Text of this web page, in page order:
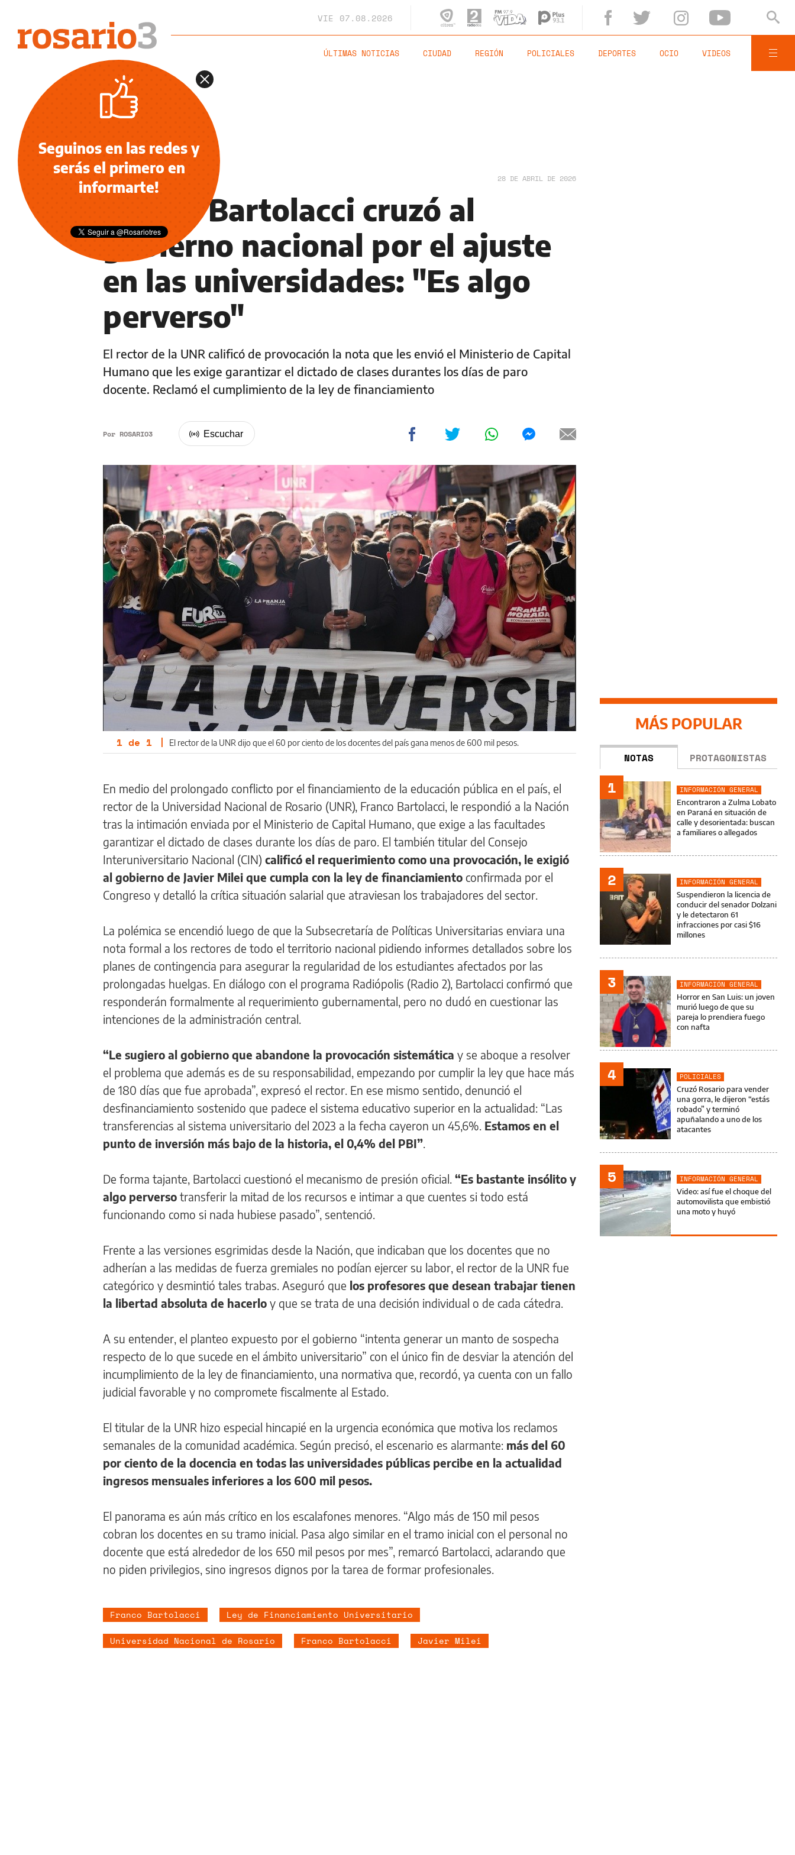
VIE 07.08.2026
ÚLTIMAS NOTICIAS CIUDAD REGIÓN POLICIALES DEPORTES OCIO VIDEOS
POLÍTICA 28 DE ABRIL DE 2026
Franco Bartolacci cruzó al
gobierno nacional por el ajuste
en las universidades: "Es algo
perverso"
El rector de la UNR calificó de provocación la nota que les envió el Ministerio de Capital
Humano que les exige garantizar el dictado de clases durantes los días de paro
docente. Reclamó el cumplimiento de la ley de financiamiento
Por ROSARIO3
1 de 1 | El rector de la UNR dijo que el 60 por ciento de los docentes del país gana menos de 600 mil pesos.
En medio del prolongado conflicto por el financiamiento de la educación pública en el país, el
rector de la Universidad Nacional de Rosario (UNR), Franco Bartolacci, le respondió a la Nación
tras la intimación enviada por el Ministerio de Capital Humano, que exige a las facultades
garantizar el dictado de clases durante los días de paro. El también titular del Consejo
Interuniversitario Nacional (CIN) calificó el requerimiento como una provocación, le exigió
al gobierno de Javier Milei que cumpla con la ley de financiamiento confirmada por el
Congreso y detalló la crítica situación salarial que atraviesan los trabajadores del sector.
La polémica se encendió luego de que la Subsecretaría de Políticas Universitarias enviara una
nota formal a los rectores de todo el territorio nacional pidiendo informes detallados sobre los
planes de contingencia para asegurar la regularidad de los estudiantes afectados por las
prolongadas huelgas. En diálogo con el programa Radiópolis (Radio 2), Bartolacci confirmó que
responderán formalmente al requerimiento gubernamental, pero no dudó en cuestionar las
intenciones de la administración central.
“Le sugiero al gobierno que abandone la provocación sistemática y se aboque a resolver
el problema que además es de su responsabilidad, empezando por cumplir la ley que hace más
de 180 días que fue aprobada”, expresó el rector. En ese mismo sentido, denunció el
desfinanciamiento sostenido que padece el sistema educativo superior en la actualidad: “Las
transferencias al sistema universitario del 2023 a la fecha cayeron un 45,6%. Estamos en el
punto de inversión más bajo de la historia, el 0,4% del PBI”.
De forma tajante, Bartolacci cuestionó el mecanismo de presión oficial. “Es bastante insólito y
algo perverso transferir la mitad de los recursos e intimar a que cuentes si todo está
funcionando como si nada hubiese pasado”, sentenció.
Frente a las versiones esgrimidas desde la Nación, que indicaban que los docentes que no
adherían a las medidas de fuerza gremiales no podían ejercer su labor, el rector de la UNR fue
categórico y desmintió tales trabas. Aseguró que los profesores que desean trabajar tienen
la libertad absoluta de hacerlo y que se trata de una decisión individual o de cada cátedra.
A su entender, el planteo expuesto por el gobierno “intenta generar un manto de sospecha
respecto de lo que sucede en el ámbito universitario” con el único fin de desviar la atención del
incumplimiento de la ley de financiamiento, una normativa que, recordó, ya cuenta con un fallo
judicial favorable y no compromete fiscalmente al Estado.
El titular de la UNR hizo especial hincapié en la urgencia económica que motiva los reclamos
semanales de la comunidad académica. Según precisó, el escenario es alarmante: más del 60
por ciento de la docencia en todas las universidades públicas percibe en la actualidad
ingresos mensuales inferiores a los 600 mil pesos.
El panorama es aún más crítico en los escalafones menores. “Algo más de 150 mil pesos
cobran los docentes en su tramo inicial. Pasa algo similar en el tramo inicial con el personal no
docente que está alrededor de los 650 mil pesos por mes”, remarcó Bartolacci, aclarando que
no piden privilegios, sino ingresos dignos por la tarea de formar profesionales.
Franco Bartolacci Ley de Financiamiento Universitario
Universidad Nacional de Rosario Franco Bartolacci Javier Milei
MÁS POPULAR
NOTAS PROTAGONISTAS
1
INFORMACIÓN GENERAL
Encontraron a Zulma Lobato
en Paraná en situación de
calle y desorientada: buscan
a familiares o allegados
2
INFORMACIÓN GENERAL
Suspendieron la licencia de
conducir del senador Dolzani
y le detectaron 61
infracciones por casi $16
millones
3
INFORMACIÓN GENERAL
Horror en San Luis: un joven
murió luego de que su
pareja lo prendiera fuego
con nafta
4
POLICIALES
Cruzó Rosario para vender
una gorra, le dijeron “estás
robado” y terminó
apuñalando a uno de los
atacantes
5
INFORMACIÓN GENERAL
Video: así fue el choque del
automovilista que embistió
una moto y huyó
Seguinos en las redes y
serás el primero en
informarte!